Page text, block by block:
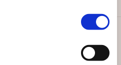
12h / 14-16h